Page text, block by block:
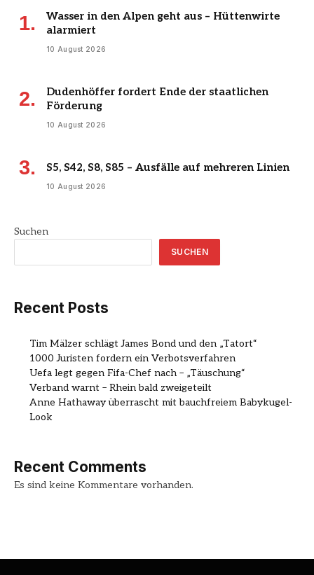
Wasser in den Alpen geht aus – Hüttenwirte
alarmiert
10 August 2026
Dudenhöffer fordert Ende der staatlichen
Förderung
10 August 2026
S5, S42, S8, S85 – Ausfälle auf mehreren Linien
10 August 2026
Suchen
SUCHEN
Recent Posts
Tim Mälzer schlägt James Bond und den „Tatort“
1000 Juristen fordern ein Verbotsverfahren
Uefa legt gegen Fifa-Chef nach – „Täuschung“
Verband warnt – Rhein bald zweigeteilt
Anne Hathaway überrascht mit bauchfreiem Babykugel-
Look
Recent Comments
Es sind keine Kommentare vorhanden.